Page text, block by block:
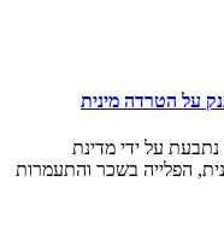
על הטרדה מינית
על ידי מדינת
הפלייה בשכר והתעמרות